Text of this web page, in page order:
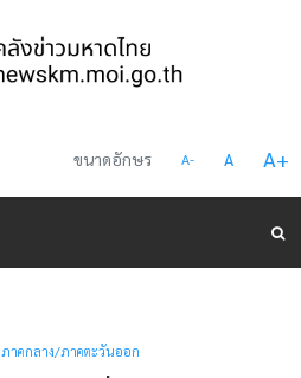
ขนาดอักษร A- A A+
ภาคกลาง/ภาคตะวันออก